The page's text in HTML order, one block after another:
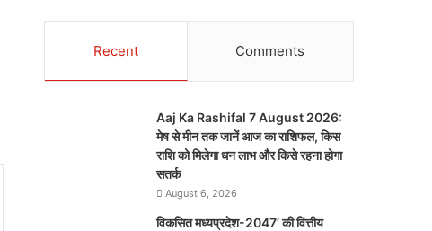
Recent Comments
Aaj Ka Rashifal 7 August 2026:
मेष से मीन तक जानें आज का राशिफल, किस
राशि को मिलेगा धन लाभ और किसे रहना होगा
सतर्क
August 6, 2026
विकसित मध्यप्रदेश-2047’ की वित्तीय